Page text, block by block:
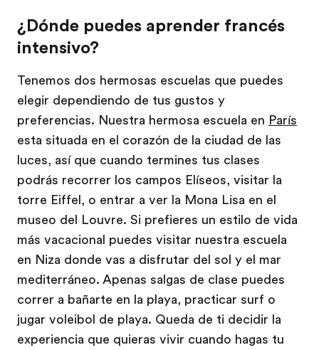
¿Dónde puedes aprender francés
intensivo?
Tenemos dos hermosas escuelas que puedes
elegir dependiendo de tus gustos y
preferencias. Nuestra hermosa escuela en París
esta situada en el corazón de la ciudad de las
luces, así que cuando termines tus clases
podrás recorrer los campos Elíseos, visitar la
torre Eiffel, o entrar a ver la Mona Lisa en el
museo del Louvre. Si prefieres un estilo de vida
más vacacional puedes visitar nuestra escuela
en Niza donde vas a disfrutar del sol y el mar
mediterráneo. Apenas salgas de clase puedes
correr a bañarte en la playa, practicar surf o
jugar voleibol de playa. Queda de ti decidir la
experiencia que quieras vivir cuando hagas tu